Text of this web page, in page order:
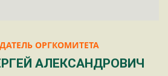
ОРГКОМИТЕТА
АЛЕКСАНДРОВИЧ